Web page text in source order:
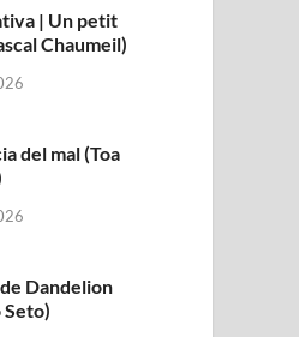
| Un petit
Chaumeil)
del mal (Toa
Dandelion